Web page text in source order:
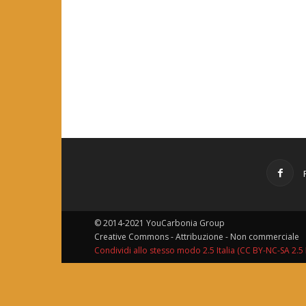
© 2014-2021 YouCarbonia Group
Creative Commons - Attribuzione - Non commerciale
Condividi allo stesso modo 2.5 Italia (CC BY-NC-SA 2.5